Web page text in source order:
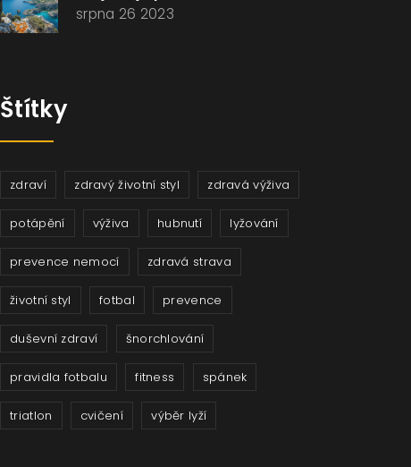
srpna 26 2023
Štítky
zdraví zdravý životní styl zdravá výživa
potápění výživa hubnutí lyžování
prevence nemocí zdravá strava
životní styl fotbal prevence
duševní zdraví šnorchlování
pravidla fotbalu fitness spánek
triatlon cvičení výběr lyží